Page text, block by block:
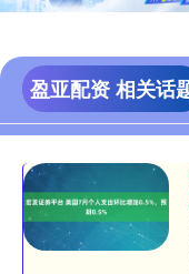
盈亚配资 相关话